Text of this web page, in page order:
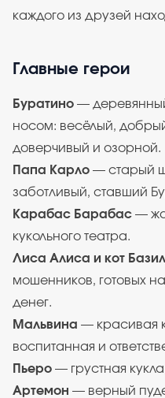
каждого из друзей
Главные герои
Буратино —
носом: весёлый,
доверчивый и озорной.
Папа Карло — старый
заботливый, ставший
Карабас Барабас —
кукольного театра.
Лиса Алиса и кот
мошенников, готовых
денег.
Мальвина — красивая
воспитанная и
Пьеро — грустная
Артемон — верный